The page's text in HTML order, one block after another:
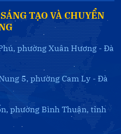
TẠO VÀ CHUYỂN
phường Xuân Hương - Đà
5, phường Cam Ly - Đà
phường Bình Thuận, tỉnh